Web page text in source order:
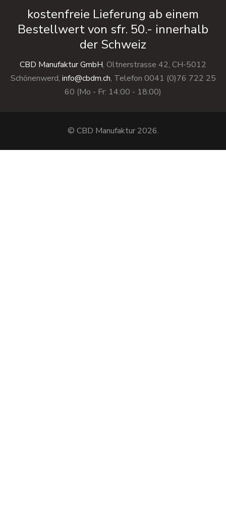
kostenfreie Lieferung ab einem
Bestellwert von sfr. 50.- innerhalb
der Schweiz
CBD Manufaktur GmbH, Oltnerstrasse 42, CH-5012
Schönenwerd, info@cbdm.ch, Telefon 0041 (0)76 722 25
60 (Mo - Fr: 14:00 - 18:00)
© CBD Manufaktur 2026.